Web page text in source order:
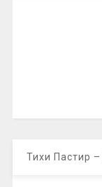
Тихи Пастир